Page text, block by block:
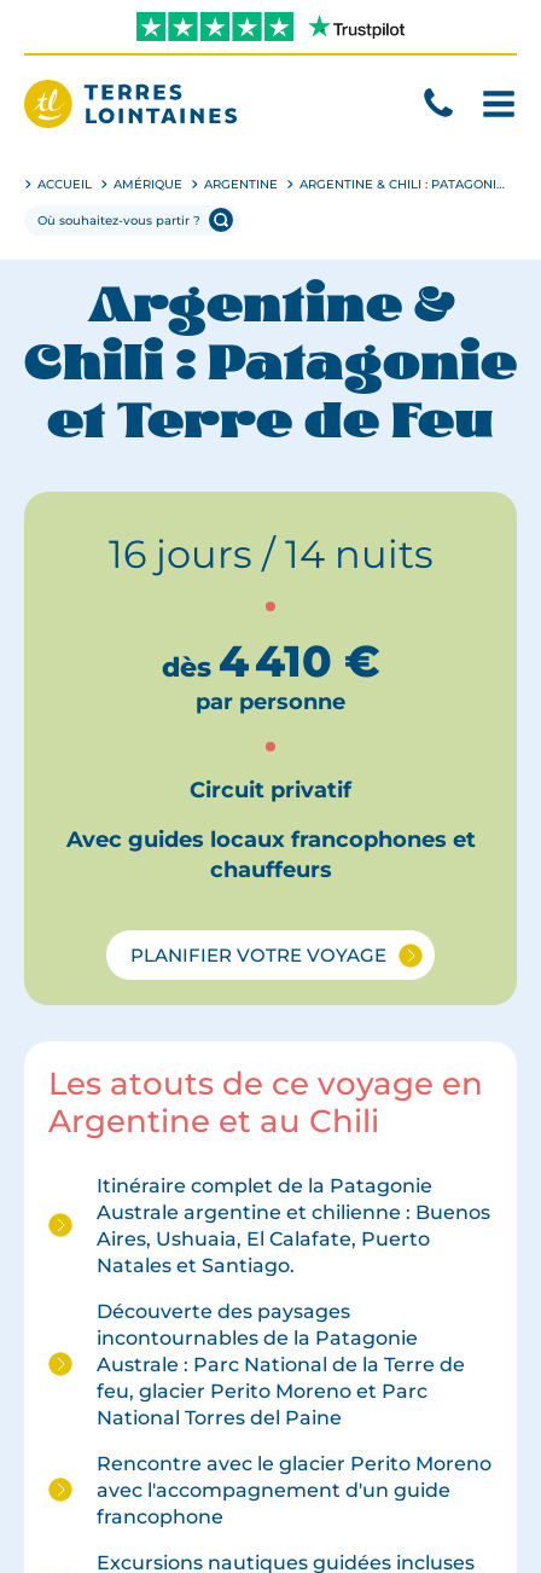
directement
contenu
ACCUEIL AMÉRIQUE ARGENTINE ARGENTINE & CHILI : PATAGONIE ET TERRE DE FEU
Argentine &
Chili : Patagonie
et Terre de Feu
16 jours / 14 nuits
dès 4 410 €
par personne
Circuit privatif
Avec guides locaux francophones et
chauffeurs
PLANIFIER VOTRE VOYAGE
Les atouts de ce voyage en
Argentine et au Chili
Itinéraire complet de la Patagonie
Australe argentine et chilienne : Buenos
Aires, Ushuaia, El Calafate, Puerto
Natales et Santiago.
Découverte des paysages
incontournables de la Patagonie
Australe : Parc National de la Terre de
feu, glacier Perito Moreno et Parc
National Torres del Paine
Rencontre avec le glacier Perito Moreno
avec l'accompagnement d'un guide
francophone
Excursions nautiques guidées incluses